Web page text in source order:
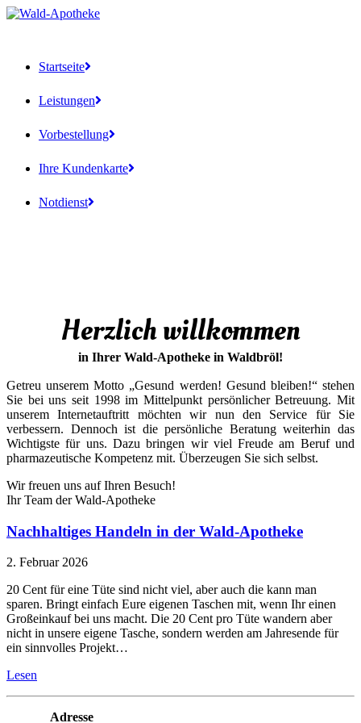
Startseite
Leistungen
Vorbestellung
Ihre Kundenkarte
Notdienst
Herzlich willkommen
in Ihrer Wald-Apotheke in Waldbröl!
Getreu unserem Motto „Gesund werden! Gesund bleiben!“ stehen
Sie bei uns seit 1998 im Mittelpunkt persönlicher Betreuung. Mit
unserem Internetauftritt möchten wir nun den Service für Sie
verbessern. Dennoch ist die persönliche Beratung weiterhin das
Wichtigste für uns. Dazu bringen wir viel Freude am Beruf und
pharmazeutische Kompetenz mit. Überzeugen Sie sich selbst.
Wir freuen uns auf Ihren Besuch!
Ihr Team der Wald-Apotheke
Nachhaltiges Handeln in der Wald-Apotheke
2. Februar 2026
20 Cent für eine Tüte sind nicht viel, aber auch die kann man
sparen. Bringt einfach Eure eigenen Taschen mit, wenn Ihr einen
Großeinkauf bei uns macht. Die 20 Cent pro Tüte wandern aber
nicht in unsere eigene Tasche, sondern werden am Jahresende für
ein sinnvolles Projekt…
Lesen
Adresse